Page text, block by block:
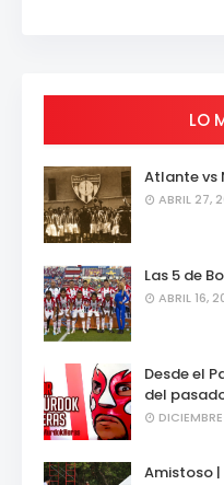
LO
Atlante vs
ABRIL 27,
Las 5 de
ABRIL 16,
Desde el
del
Amistoso |